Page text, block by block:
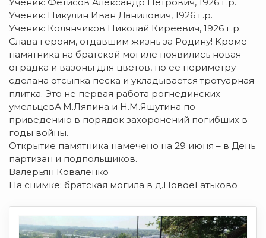
Ученик: Никулин Иван Данилович, 1926 г.р.
Ученик: Колянчиков Николай Киреевич, 1926 г.р.
Слава героям, отдавшим жизнь за Родину! Кроме
памятника на братской могиле появились новая
оградка и вазоны для цветов, по ее периметру
сделана отсыпка песка и укладывается тротуарная
плитка. Это не первая работа рогнединских
умельцевА.М.Ляпина и Н.М.Яшутина по
приведению в порядок захоронений погибших в
годы войны.
Открытие памятника намечено на 29 июня – в День
партизан и подпольщиков.
Валерьян Коваленко
На снимке: братская могила в д.НовоеГатьково